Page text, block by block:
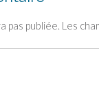
pas publiée. Les